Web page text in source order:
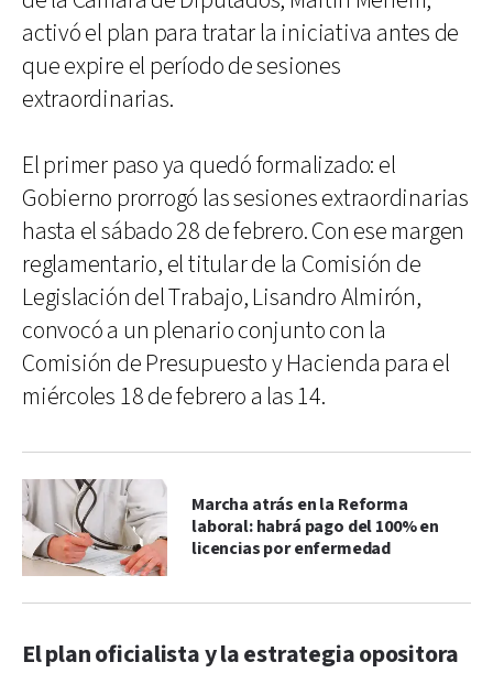
activó el plan para tratar la iniciativa antes de
que expire el período de sesiones
extraordinarias.
El primer paso ya quedó formalizado: el
Gobierno prorrogó las sesiones extraordinarias
hasta el sábado 28 de febrero. Con ese margen
reglamentario, el titular de la Comisión de
Legislación del Trabajo, Lisandro Almirón,
convocó a un plenario conjunto con la
Comisión de Presupuesto y Hacienda para el
miércoles 18 de febrero a las 14.
Marcha atrás en la Reforma
laboral: habrá pago del 100% en
licencias por enfermedad
El plan oficialista y la estrategia opositora